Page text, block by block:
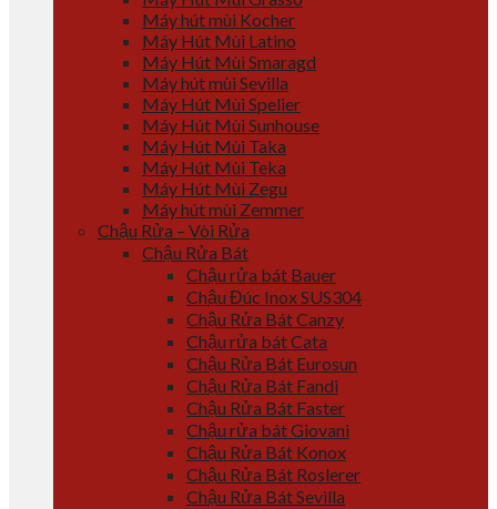
Máy hút mùi Kocher
Máy Hút Mùi Latino
Máy Hút Mùi Smaragd
Máy hút mùi Sevilla
Máy Hút Mùi Spelier
Máy Hút Mùi Sunhouse
Máy Hút Mùi Taka
Máy Hút Mùi Teka
Máy Hút Mùi Zegu
Máy hút mùi Zemmer
Chậu Rửa – Vòi Rửa
Chậu Rửa Bát
Chậu rửa bát Bauer
Chậu Đúc Inox SUS304
Chậu Rửa Bát Canzy
Chậu rửa bát Cata
Chậu Rửa Bát Eurosun
Chậu Rửa Bát Fandi
Chậu Rửa Bát Faster
Chậu rửa bát Giovani
Chậu Rửa Bát Konox
Chậu Rửa Bát Roslerer
Chậu Rửa Bát Sevilla